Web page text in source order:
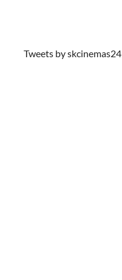
Tweets by skcinemas24